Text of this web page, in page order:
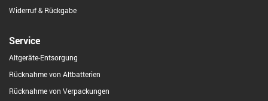
Widerruf & Rückgabe
Service
Altgeräte-Entsorgung
Rücknahme von Altbatterien
Rücknahme von Verpackungen